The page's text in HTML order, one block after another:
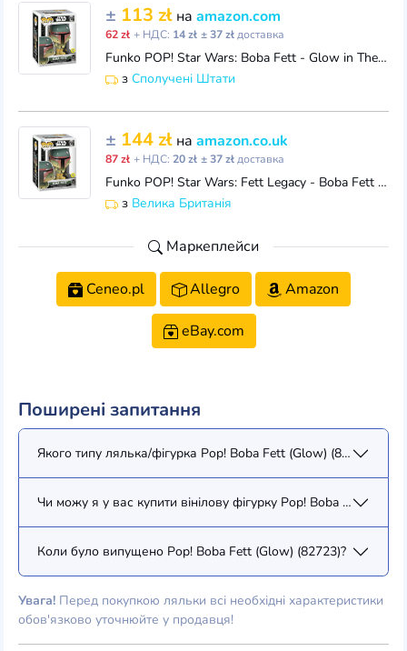
± 113 zł на amazon.com
62 zł + НДС: 14 zł ± 37 złдоставка
Funko POP! Star Wars: Boba Fett - Glow in The Dark - Collectable Vinyl Figure - Gift Idea - Official Merchandise - for Kids & Adults - Movies Fans - M
з Сполучені Штати
± 144 zł на amazon.co.uk
87 zł + НДС: 20 zł ± 37 złдоставка
Funko POP! Star Wars: Fett Legacy - Boba Fett - Glow in the Dark - Collectable Vinyl Figure - Gift Idea - Official Merchandise - Toys For Kids & Adult
з Велика Британія
Маркеплейси
Ceneo.pl Allegro Amazon
eBay.com
Поширені запитання
Якого типу лялька/фігурка Pop! Boba Fett (Glow) (82723)?
Чи можу я у вас купити вінілову фігурку Pop! Boba Fett
Коли було випущено Pop! Boba Fett (Glow) (82723)?
Увага! Перед покупкою ляльки всі необхідні характеристики
обов'язково уточнюйте у продавця!